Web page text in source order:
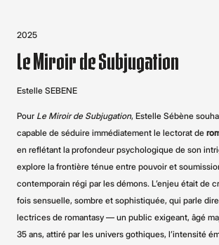
2025
Le Miroir de Subjugation
Estelle SEBENE
Pour Le Miroir de Subjugation, Estelle Sébène
capable de séduire immédiatement le lectorat de
en reflétant la profondeur psychologique de son
explore la frontière ténue entre pouvoir et
contemporain régi par les démons. L’enjeu était de
fois sensuelle, sombre et sophistiquée, qui parle
lectrices de romantasy — un public exigeant, âgé
35 ans, attiré par les univers gothiques, l’intensité